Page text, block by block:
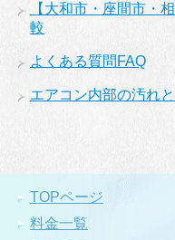
【大和市・座間市・
較
よくある質問FAQ
エアコン内部の汚れ
TOPページ
料金一覧